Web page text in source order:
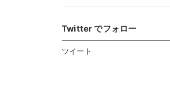
Twitter でフォロー
ツイート